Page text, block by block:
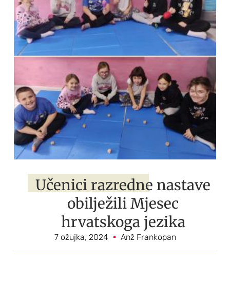
Učenici razredne nastave
obilježili Mjesec
hrvatskoga jezika
7 ožujka, 2024 Anž Frankopan